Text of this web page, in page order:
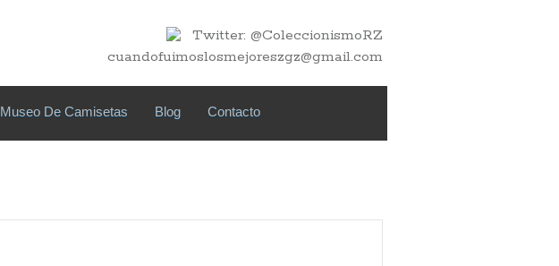
Twitter: @ColeccionismoRZ
cuandofuimoslosmejoreszgz@gmail.com
Museo De Camisetas Blog Contacto